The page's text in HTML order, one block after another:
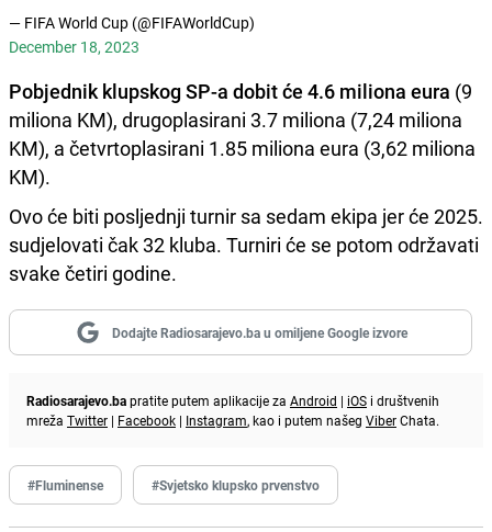
— FIFA World Cup (@FIFAWorldCup)
December 18, 2023
Pobjednik klupskog SP-a dobit će 4.6 miliona eura (9
miliona KM), drugoplasirani 3.7 miliona (7,24 miliona
KM), a četvrtoplasirani 1.85 miliona eura (3,62 miliona
KM).
Ovo će biti posljednji turnir sa sedam ekipa jer će 2025.
sudjelovati čak 32 kluba. Turniri će se potom održavati
svake četiri godine.
Dodajte Radiosarajevo.ba u omiljene Google izvore
Radiosarajevo.bapratite putem aplikacije za Android | iOS i društvenih
mreža Twitter | Facebook | Instagram, kao i putem našeg ViberChata.
#Fluminense #Svjetsko klupsko prvenstvo